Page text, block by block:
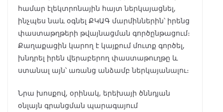
համար էլեկտրոնային հայտ ներկայացնել,
ինչպես նաև օգնել ՔԿԱԳ մարմիններին՝ իրենց
փաստաթղթերի թվայնացման գործընթացում։
Քաղաքացին կարող է կայքում մուտք գործել,
խնդրել իրեն վերաբերող փաստաթուղթը և
ստանալ այն՝ առանց անձամբ ներկայանալու։
Նրա խոսքով, օրինակ, երեխայի ծննդյան
օնլայն գրանցման պարագայում